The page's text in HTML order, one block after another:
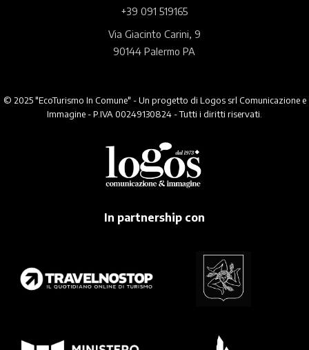
+39 091 519165
Via Giacinto Carini, 9
90144 Palermo PA
© 2025 "EcoTurismo In Comune" - Un progetto di Logos srl Comunicazione e
Immagine - P.IVA 00249130824 - Tutti i diritti riservati.
In partnership con